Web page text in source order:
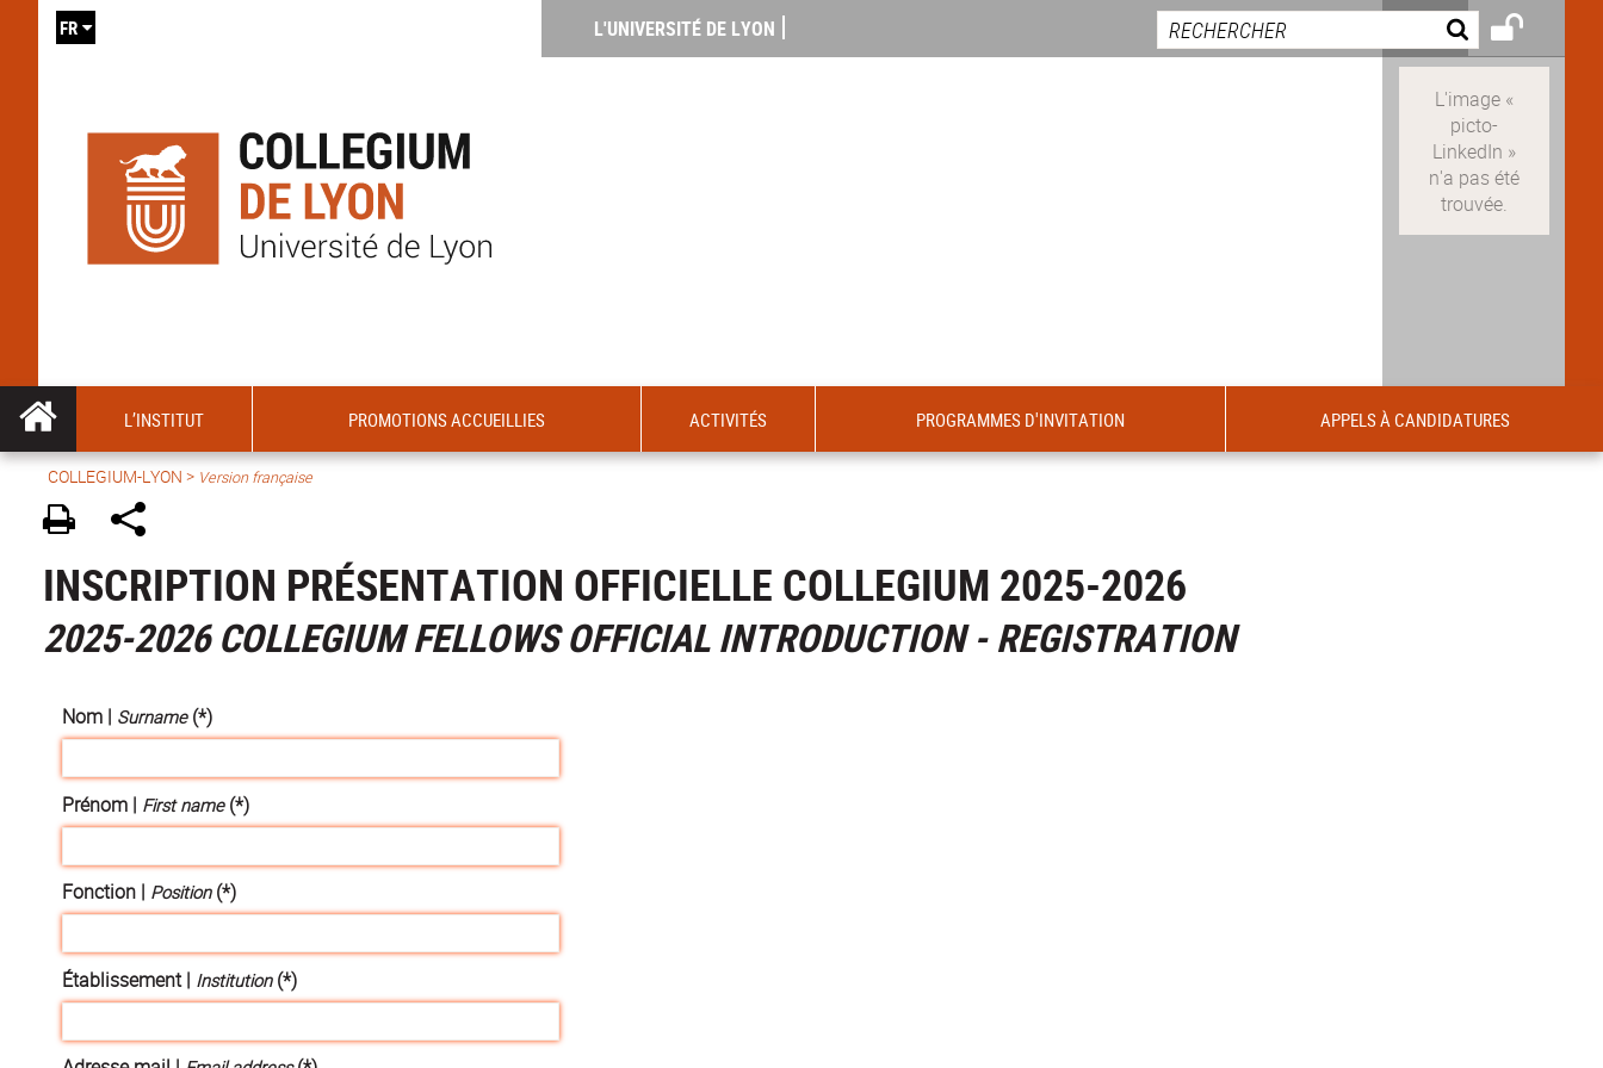
L'UNIVERSITÉ DE LYON
FR
L’INSTITUT PROMOTIONS ACCUEILLIES ACTIVITÉS PROGRAMMES D'INVITATION APPELS À CANDIDATURES
COLLEGIUM-LYON > Version française
INSCRIPTION PRÉSENTATION OFFICIELLE COLLEGIUM 2025-2026
2025-2026 COLLEGIUM FELLOWS OFFICIAL INTRODUCTION - REGISTRATION
Nom | Surname(*)
Prénom | First name(*)
Fonction | Position(*)
Établissement | Institution(*)